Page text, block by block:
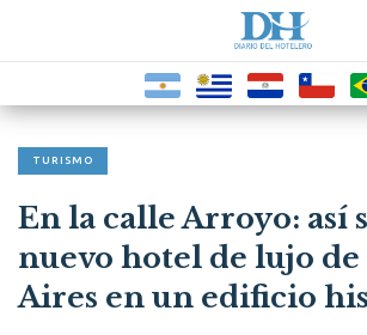
TURISMO
En la calle Arroyo: así
nuevo hotel de lujo de
Aires en un edificio